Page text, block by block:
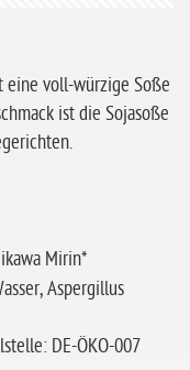
eine voll-würzige Soße
ist die Sojasoße
Mirin*
Aspergillus
DE-ÖKO-007